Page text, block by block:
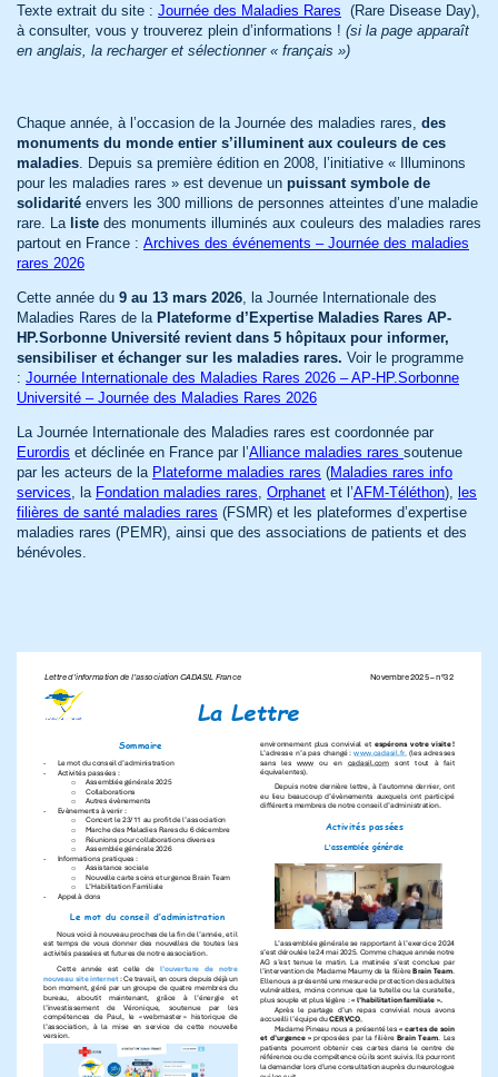
Texte extrait du site : Journée des Maladies Rares (Rare Disease Day),
à consulter, vous y trouverez plein d’informations ! (si la page apparaît
en anglais, la recharger et sélectionner « français »)
Chaque année, à l’occasion de la Journée des maladies rares, des
monuments du monde entier s’illuminent aux couleurs de ces
maladies . Depuis sa première édition en 2008, l’initiative « Illuminons
pour les maladies rares » est devenue un puissant symbole de
solidarité envers les 300 millions de personnes atteintes d’une maladie
rare.
La liste des monuments illuminés aux couleurs des maladies rares
partout en France : Archives des événements – Journée des maladies
rares 2026
Cette année du 9 au 13 mars 2026 , la Journée Internationale des
Maladies Rares de la Plateforme d’Expertise Maladies Rares AP-
HP.Sorbonne Université revient dans 5 hôpitaux pour informer,
sensibiliser et échanger sur les maladies rares. Voir le programme
: Journée Internationale des Maladies Rares 2026 – AP-HP.Sorbonne
Université – Journée des Maladies Rares 2026
La Journée Internationale des Maladies rares est coordonnée par
Eurordis et déclinée en France par l’Alliance maladies rares soutenue
par les acteurs de la Plateforme maladies rares (Maladies rares info
services , la Fondation maladies rares Orphanet et l’AFM-Téléthon),
les
filières de santé maladies rares (FSMR) et les plateformes d’expertise
maladies rares (PEMR), ainsi que des associations de patients et des
bénévoles.